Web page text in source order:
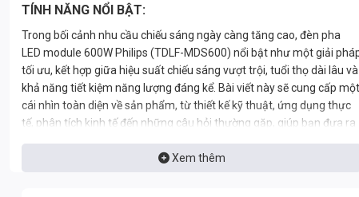
TÍNH NĂNG NỔI BẬT:
Trong bối cảnh nhu cầu chiếu sáng ngày càng tăng cao, đèn pha
LED module 600W Philips (TDLF-MDS600) nổi bật như một giải
tối ưu, kết hợp giữa hiệu suất chiếu sáng vượt trội, tuổi thọ dài lâu và
khả năng tiết kiệm năng lượng đáng kể. Bài viết này sẽ cung cấp một
cái nhìn toàn diện về sản phẩm, từ thiết kế kỹ thuật, ứng dụng thực
tế, phân tích kinh tế đến những câu hỏi thường gặp, giúp bạn đưa ra
Thành Đạt LED
Xem thêm